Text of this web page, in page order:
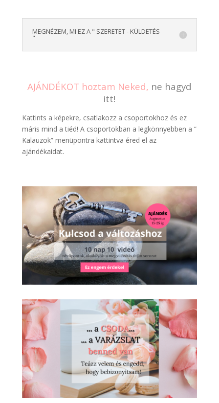
MEGNÉZEM, MI EZ A " SZERETET - KÜLDETÉS
"
AJÁNDÉKOT hoztam Neked, ne hagyd
itt!
Kattints a képekre, csatlakozz a csoportokhoz és ez
máris mind a tiéd! A csoportokban a legkönnyebben a ”
Kalauzok” menüpontra kattintva éred el az
ajándékaidat.